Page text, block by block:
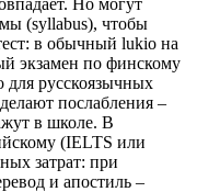
(syllabus), чтобы
в обычный lukio на
экзамен по финскому
русскоязычных
послабления –
в школе. В
(IELTS или
затрат: при
и апостиль –